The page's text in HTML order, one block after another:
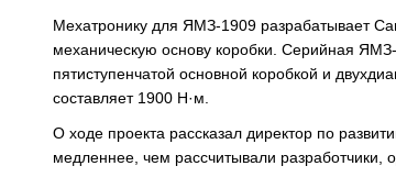
Мехатронику для ЯМЗ-1909 разрабатывает
механическую основу коробки. Серийная
пятиступенчатой основной коробкой и
составляет 1900 Н·м.
О ходе проекта рассказал директор по
медленнее, чем рассчитывали разработчики,